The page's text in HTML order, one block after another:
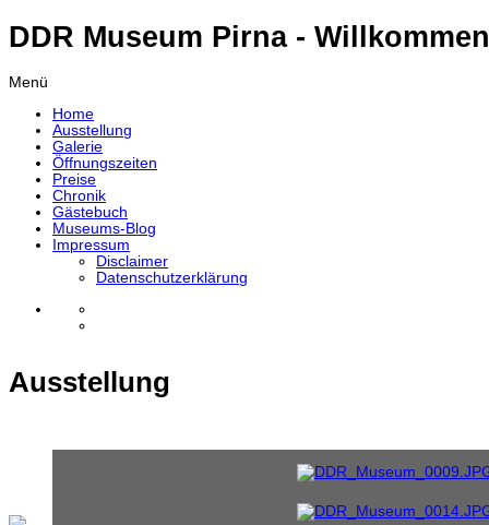
DDR Museum Pirna -
Menü
Home
Ausstellung
Galerie
Öffnungszeiten
Preise
Chronik
Gästebuch
Museums-Blog
Impressum
Disclaimer
Datenschutzerklärung
Ausstellung